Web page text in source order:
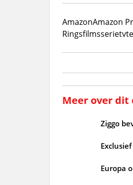
AmazonAmazon
Ringsfilmsserietv
Meer over dit
Ziggo
Europa